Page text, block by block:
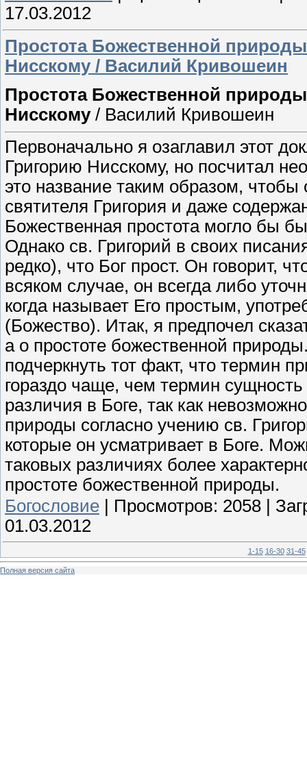
17.03.2012
Простота Божественной
Нисскому / Василий Кривошеин
Простота Божественной
Нисскому/ Василий Кривошеин
Первоначально я озаглавил этот
Григорию Нисскому, но посчитал
это название таким образом,
святителя Григория и даже
Божественная простота могло бы
Однако св. Григорий в своих
редко), что Бог прост. Он говорит,
всяком случае, он всегда либо
когда называет Его простым,
(Божество). Итак, я предпочел
а о простоте божественной
подчеркнуть тот факт, что термин
гораздо чаще, чем термин
различия в Боге, так как
природы согласно учению св.
которые он усматривает в Боге.
таковых различиях более
простоте божественной природы.
Богословие | Просмотров: 2058 |
01.03.2012
1-15 16-30 31-45
Полная версия сайта